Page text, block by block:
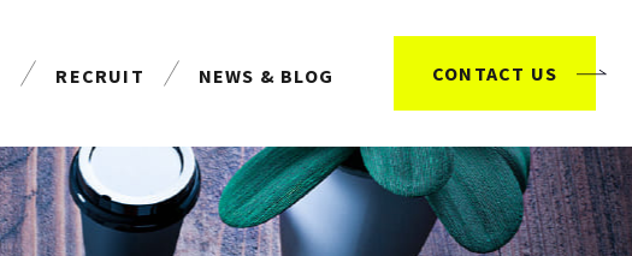
RECRUIT
NEWS & BLOG
CONTACT US